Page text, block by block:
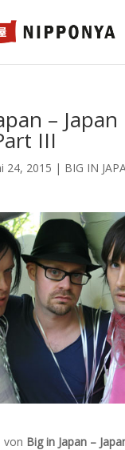
–
III
24, 2015 | BIG IN
von Big in Japan –